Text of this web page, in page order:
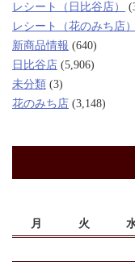
レシート（日比谷店）
レシート（花のみち店）
新商品情報 (640)
日比谷店 (5,906)
未分類 (3)
花のみち店 (3,148)
月
火